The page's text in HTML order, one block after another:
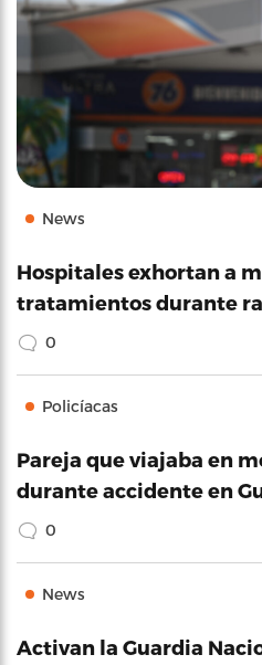
News
Hospitales exhortan a
tratamientos durante
0
Policíacas
Pareja que viajaba en
durante accidente en
0
News
Activan la Guardia